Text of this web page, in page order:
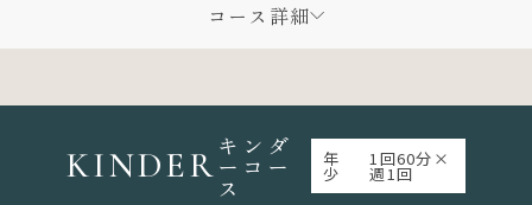
コース詳細
KINDERキンダ
ーコー
ス
年
少
1回60分×
週1回